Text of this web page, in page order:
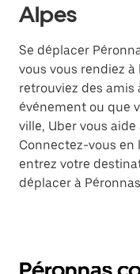
Alpes
Se déplacer
vous vous rendiez
retrouviez des
événement ou que
ville, Uber vous
Connectez-vous en
entrez votre
déplacer à